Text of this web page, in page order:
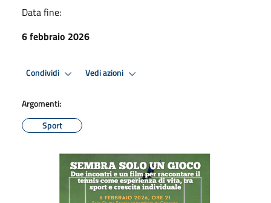
Data fine:
6 febbraio 2026
Condividi Vedi azioni
Argomenti:
Sport